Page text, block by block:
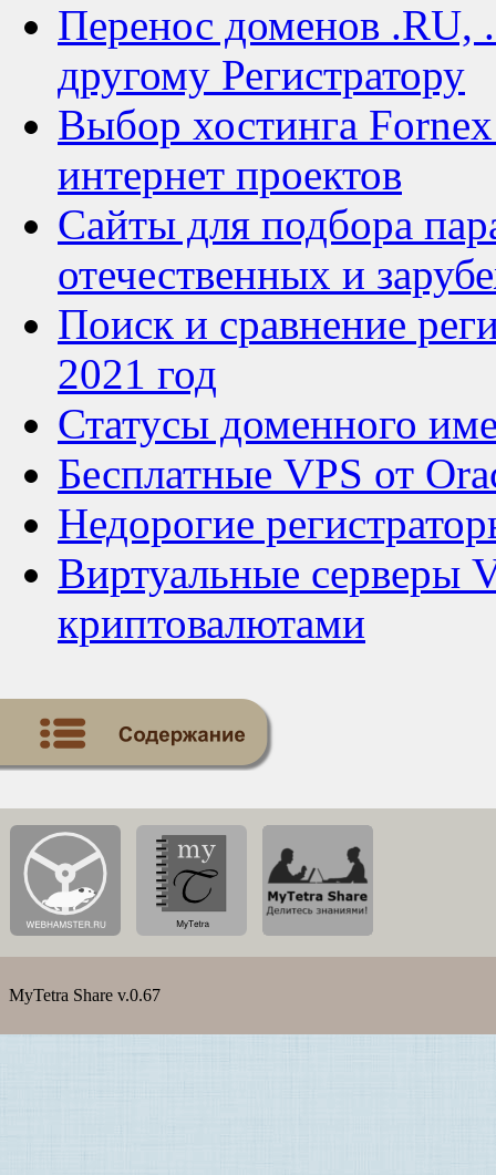
Перенос доменов .RU,
другому Регистратору
Выбор хостинга
интернет проектов
Сайты для подбора
отечественных и
Поиск и сравнение
2021 год
Статусы доменного
Бесплатные VPS от
Недорогие
Виртуальные серверы
криптовалютами
MyTetra Share v.0.67